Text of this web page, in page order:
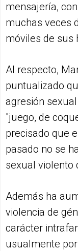
mensajería,
muchas veces
móviles de sus
Al respecto,
puntualizado
agresión
"juego, de
precisado que
pasado no se
sexual violento
Además ha
violencia de
carácter
usualmente